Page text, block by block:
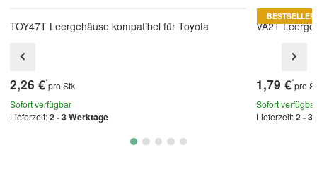
TOY47T Leergehäuse kompatibel für Toyota
2,26 €*pro Stk
Sofort verfügbar
Lieferzeit:2 - 3 Werktage
BESTSELLER
VA2T
1,79 €*pro
Sofort verfügbar
Lieferzeit:2 - 3